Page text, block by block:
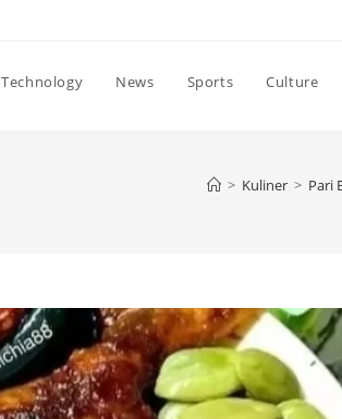
Technology News Sports Culture
> Kuliner > Pari